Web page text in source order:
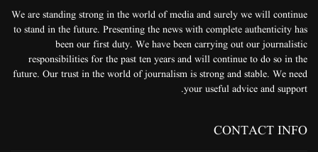
We are standing strong in the world of media and surely we will continue
to stand in the future. Presenting the news with complete authenticity has
been our first duty. We have been carrying out our journalistic
responsibilities for the past ten years and will continue to do so in the
future. Our trust in the world of journalism is strong and stable. We need
your useful advice and support.
CONTACT INFO